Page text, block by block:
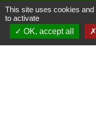
This site uses cookies
to activate
OK, accept all